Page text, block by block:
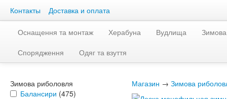
Контакты Доставка и оплата
Оснащення та монтаж Херабуна Вудлища
Спорядження
Одяг та взуття
Зимова риболовля
Балансири (475)
Магазин → Зимова